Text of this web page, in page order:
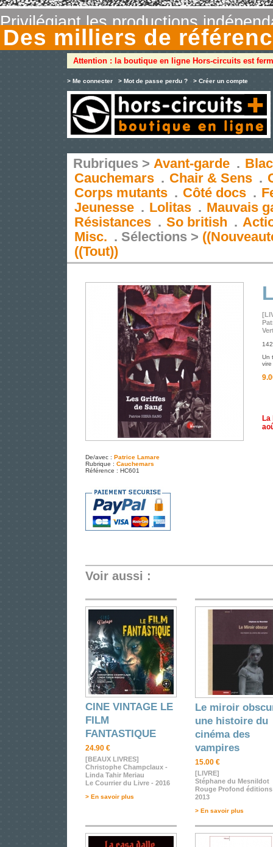
Privilégiant les productions
Des milliers de
Attention : la boutique en ligne Hors-circuits est
> Me connecter > Mot de passe perdu ? > Créer un compte
Rubriques > Avant-garde .
Cauchemars . Chair & Sens .
Corps mutants . Côté docs .
Jeunesse . Lolitas . Mauvais
Résistances . So british .
Misc. . Sélections >
((Tout))
De/avec : Patrice Lamare
Rubrique : Cauchemars
Référence : HC601
Un
Voir aussi :
CINE VINTAGE LE
FILM
FANTASTIQUE
24.90 €
[BEAUX LIVRES]
Christophe Champclaux -
Linda Tahir Meriau
Le Courrier du Livre - 2016
> En savoir plus
Le miroir
une histoire du
cinéma des
vampires
15.00 €
[LIVRE]
Stéphane du Mesnildot
Rouge Profond
2013
> En savoir plus